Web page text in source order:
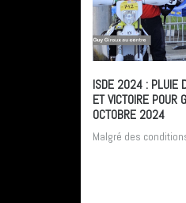
ISDE 2024 : PLUIE
ET VICTOIRE POUR
OCTOBRE 2024
Malgré des